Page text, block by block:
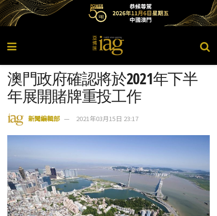
澳門政府確認將於2021年下半
年展開賭牌重投工作
新聞編輯部 2021年03月15日 23:17